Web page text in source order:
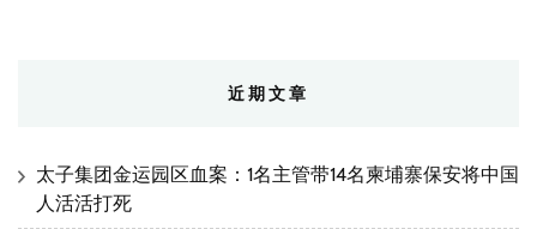
近期文章
太子集团金运园区血案：1名主管带14名柬埔寨保安将中国
人活活打死